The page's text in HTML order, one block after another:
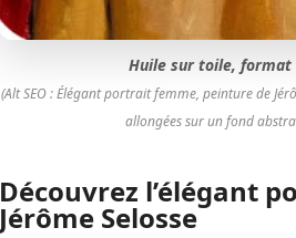
Huile sur toile, format
(Alt SEO : Élégant portrait femme, peinture de
allongées sur un fond
Découvrez l’élégant
Jérôme Selosse